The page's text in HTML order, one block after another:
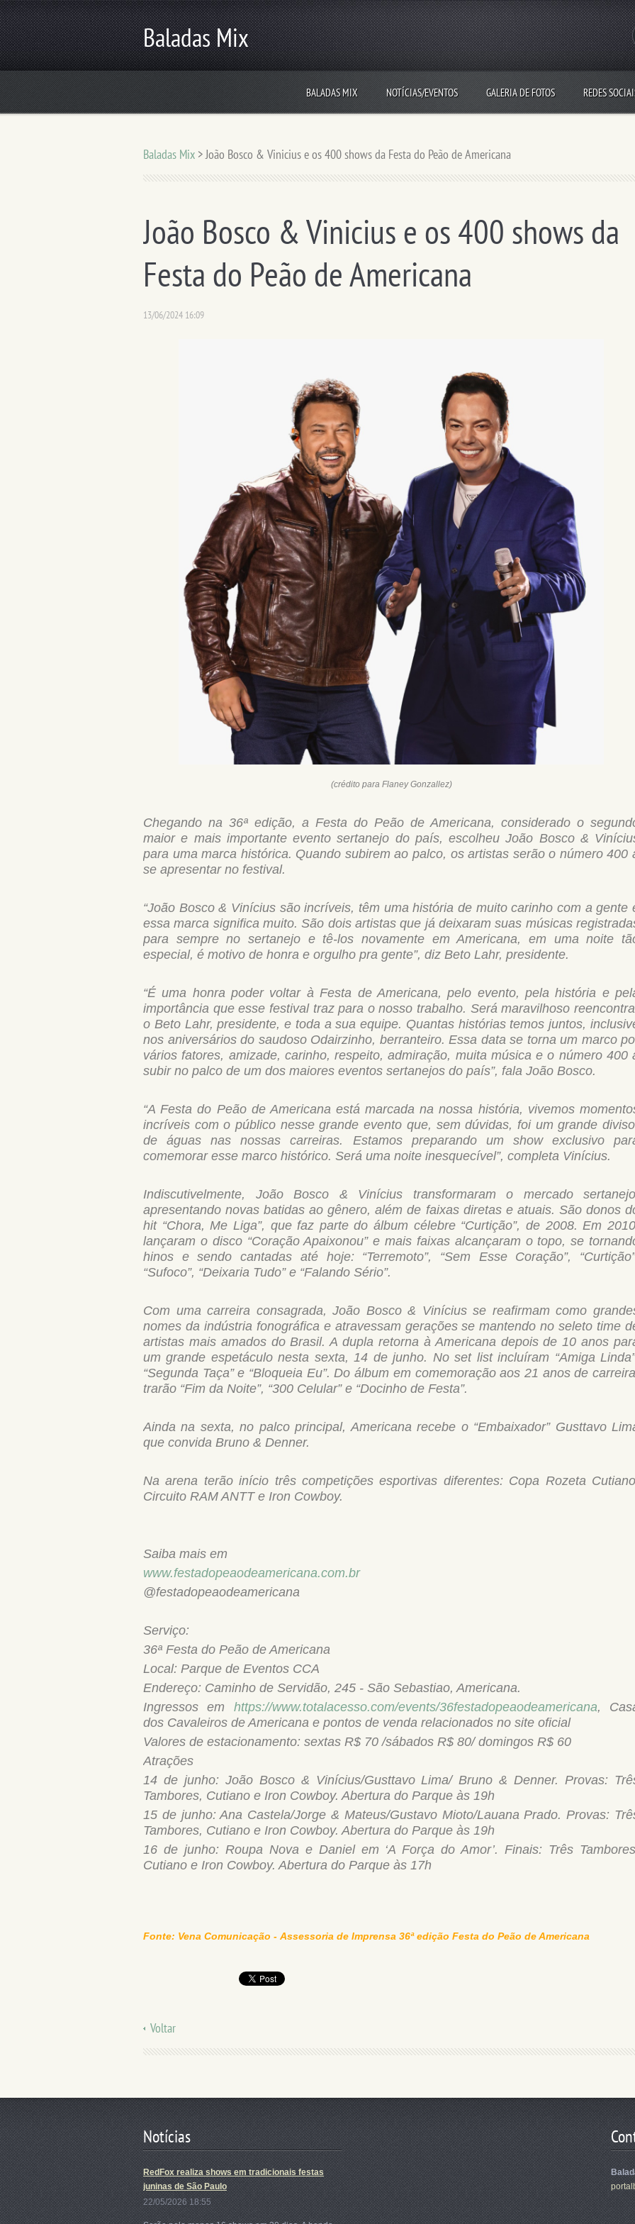
Baladas Mix
BALADAS MIX NOTÍCIAS/EVENTOS GALERIA DE FOTOS REDES
Baladas Mix >João Bosco & Vinicius e os 400 shows da Festa do Peão de Americana
João Bosco & Vinicius e os 400 shows da
Festa do Peão de Americana
13/06/2024 16:09
(crédito para Flaney Gonzallez)
Chegando na 36ª edição, a Festa do Peão de Americana, considerado o
maior e mais importante evento sertanejo do país, escolheu João Bosco &
para uma marca histórica. Quando subirem ao palco, os artistas serão o número 400
se apresentar no festival.
“João Bosco & Vinícius são incríveis, têm uma história de muito carinho com a gente
essa marca significa muito. São dois artistas que já deixaram suas músicas
para sempre no sertanejo e tê-los novamente em Americana, em uma noite
especial, é motivo de honra e orgulho pra gente”, diz Beto Lahr, presidente.
“É uma honra poder voltar à Festa de Americana, pelo evento, pela história e
importância que esse festival traz para o nosso trabalho. Será maravilhoso
o Beto Lahr, presidente, e toda a sua equipe. Quantas histórias temos juntos,
nos aniversários do saudoso Odairzinho, berranteiro. Essa data se torna um marco
vários fatores, amizade, carinho, respeito, admiração, muita música e o número 400
subir no palco de um dos maiores eventos sertanejos do país”, fala João Bosco.
“A Festa do Peão de Americana está marcada na nossa história, vivemos
incríveis com o público nesse grande evento que, sem dúvidas, foi um grande
de águas nas nossas carreiras. Estamos preparando um show exclusivo
comemorar esse marco histórico. Será uma noite inesquecível”, completa Vinícius.
Indiscutivelmente, João Bosco & Vinícius transformaram o mercado
apresentando novas batidas ao gênero, além de faixas diretas e atuais. São donos
hit “Chora, Me Liga”, que faz parte do álbum célebre “Curtição”, de 2008. Em
lançaram o disco “Coração Apaixonou” e mais faixas alcançaram o topo, se
hinos e sendo cantadas até hoje: “Terremoto”, “Sem Esse Coração”,
“Sufoco”, “Deixaria Tudo” e “Falando Sério”.
Com uma carreira consagrada, João Bosco & Vinícius se reafirmam como
nomes da indústria fonográfica e atravessam gerações se mantendo no seleto time
artistas mais amados do Brasil. A dupla retorna à Americana depois de 10 anos
um grande espetáculo nesta sexta, 14 de junho. No set list incluíram “Amiga
“Segunda Taça” e “Bloqueia Eu”. Do álbum em comemoração aos 21 anos de
trarão “Fim da Noite”, “300 Celular” e “Docinho de Festa”.
Ainda na sexta, no palco principal, Americana recebe o “Embaixador” Gusttavo
que convida Bruno & Denner.
Na arena terão início três competições esportivas diferentes: Copa Rozeta
Circuito RAM ANTT e Iron Cowboy.
Saiba mais em
www.festadopeaodeamericana.com.br
@festadopeaodeamericana
Serviço:
36ª Festa do Peão de Americana
Local: Parque de Eventos CCA
Endereço: Caminho de Servidão, 245 - São Sebastiao, Americana.
Ingressos em https://www.totalacesso.com/events/36festadopeaodeamericana,
dos Cavaleiros de Americana e pontos de venda relacionados no site oficial
Valores de estacionamento: sextas R$ 70 /sábados R$ 80/ domingos R$ 60
Atrações
14 de junho: João Bosco & Vinícius/Gusttavo Lima/ Bruno & Denner. Provas:
Tambores, Cutiano e Iron Cowboy. Abertura do Parque às 19h
15 de junho: Ana Castela/Jorge & Mateus/Gustavo Mioto/Lauana Prado. Provas:
Tambores, Cutiano e Iron Cowboy. Abertura do Parque às 19h
16 de junho: Roupa Nova e Daniel em ‘A Força do Amor’. Finais: Três
Cutiano e Iron Cowboy. Abertura do Parque às 17h
Fonte: Vena Comunicação - Assessoria de Imprensa 36ª edição Festa do Peão de Americana
Voltar
Notícias
RedFox realiza shows em tradicionais festas
juninas de São Paulo
22/05/2026 18:55